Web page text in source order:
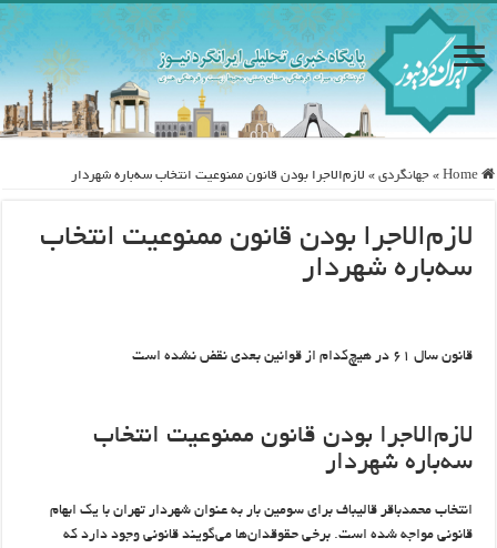
Home
» جهانگردی » لازم‌الاجرا بودن قانون ممنوعیت انتخاب سه‌باره شهردار
لازم‌الاجرا بودن قانون ممنوعیت انتخاب
سه‌باره شهردار
قانون سال ۶۱ در هیچ‌کدام از قوانین بعدی نقض نشده است
لازم‌الاجرا بودن قانون ممنوعیت انتخاب
سه‌باره شهردار
انتخاب محمدباقر قالیباف برای سومین بار به عنوان شهردار تهران با یک ابهام
قانونی مواجه شده است. برخی حقوقدان‌ها می‌گویند قانونی وجود دارد که